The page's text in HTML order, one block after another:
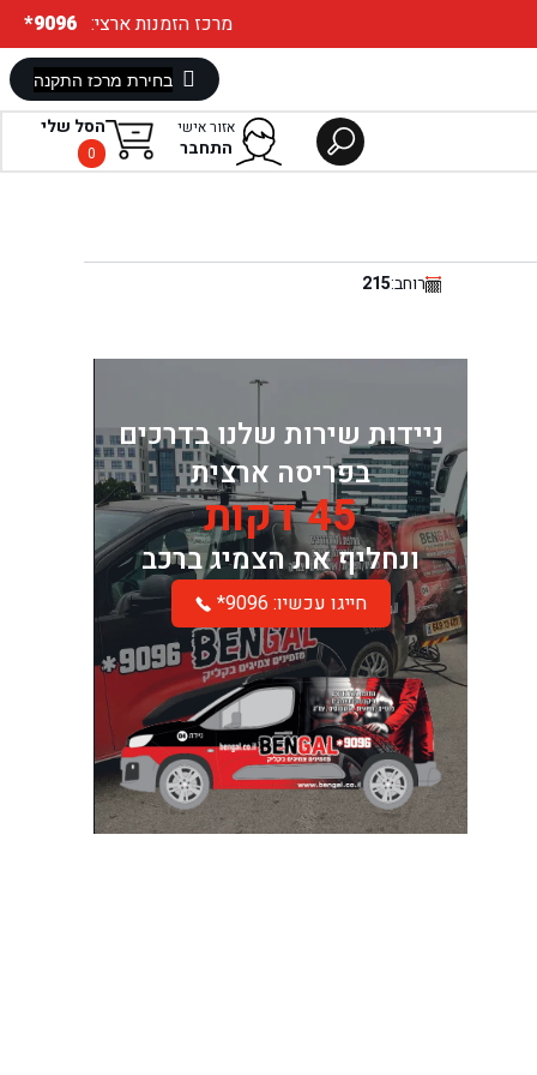
*9096 :מרכז הזמנות ארצי
הסל שלי
0
אזור אישי
התחבר
רוחב:215
ניידות שירות שלנו בדרכים
בפריסה ארצית
45 דקות
ונחליף את הצמיג ברכב
*חייגו עכשיו: 9096